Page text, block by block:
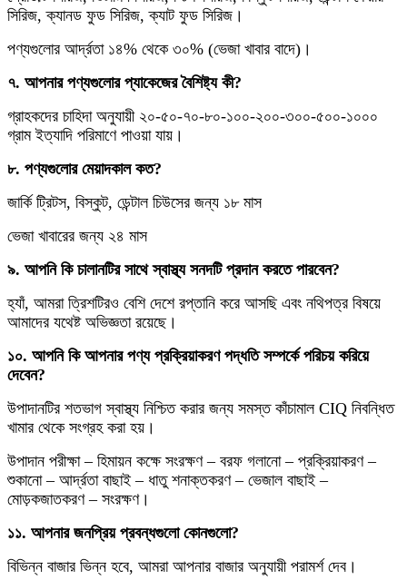
সিরিজ, ক্যানড ফুড সিরিজ, ক্যাট ফুড সিরিজ।
পণ্যগুলোর আর্দ্রতা ১৪% থেকে ৩০% (ভেজা খাবার বাদে)।
৭. আপনার পণ্যগুলোর প্যাকেজের বৈশিষ্ট্য কী?
গ্রাহকদের চাহিদা অনুযায়ী ২০-৫০-৭০-৮০-১০০-২০০-৩০০-৫০০-১০০০
গ্রাম ইত্যাদি পরিমাণে পাওয়া যায়।
৮. পণ্যগুলোর মেয়াদকাল কত?
জার্কি ট্রিটস, বিস্কুট, ডেন্টাল চিউসের জন্য ১৮ মাস
ভেজা খাবারের জন্য ২৪ মাস
৯. আপনি কি চালানটির সাথে স্বাস্থ্য সনদটি প্রদান করতে পারবেন?
হ্যাঁ, আমরা ত্রিশটিরও বেশি দেশে রপ্তানি করে আসছি এবং নথিপত্র বিষয়ে
আমাদের যথেষ্ট অভিজ্ঞতা রয়েছে।
১০. আপনি কি আপনার পণ্য প্রক্রিয়াকরণ পদ্ধতি সম্পর্কে পরিচয় করিয়ে
দেবেন?
উপাদানটির শতভাগ স্বাস্থ্য নিশ্চিত করার জন্য সমস্ত কাঁচামাল CIQ নিবন্ধিত
খামার থেকে সংগ্রহ করা হয়।
উপাদান পরীক্ষা – হিমায়ন কক্ষে সংরক্ষণ – বরফ গলানো – প্রক্রিয়াকরণ –
শুকানো – আর্দ্রতা বাছাই – ধাতু শনাক্তকরণ – ভেজাল বাছাই –
মোড়কজাতকরণ – সংরক্ষণ।
১১. আপনার জনপ্রিয় প্রবন্ধগুলো কোনগুলো?
বিভিন্ন বাজার ভিন্ন হবে, আমরা আপনার বাজার অনুযায়ী পরামর্শ দেব।